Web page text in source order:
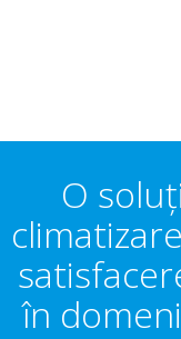
O
în